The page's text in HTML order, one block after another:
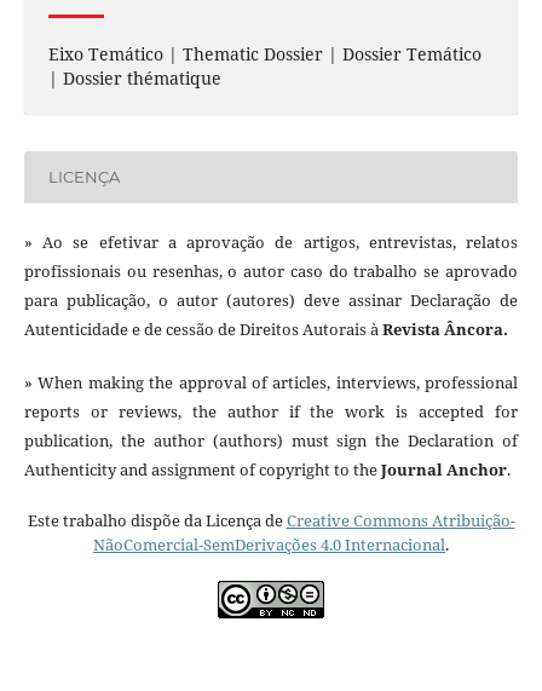
Eixo Temático | Thematic Dossier | Dossier Temático
| Dossier thématique
LICENÇA
» Ao se efetivar a aprovação de artigos, entrevistas, relatos
profissionais ou resenhas, o autor caso do trabalho se aprovado
para publicação, o autor (autores) deve assinar Declaração de
Autenticidade e de cessão de Direitos Autorais àRevista Âncora.
» When making the approval of articles, interviews, professional
reports or reviews, the author if the work is accepted for
publication, the author (authors) must sign the Declaration of
Authenticity and assignment of copyright to theJournal Anchor.
Este trabalho dispõe da Licença deCreative Commons Atribuição-
NãoComercial-SemDerivações 4.0 Internacional.